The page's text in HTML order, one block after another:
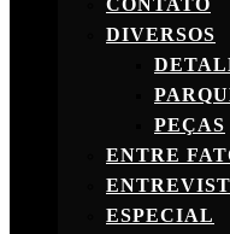
CONTATO
DIVERSOS
PEÇAS
ENTRE
ESPECIAL